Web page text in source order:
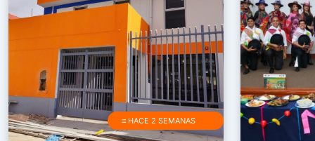
≡ HACE 2 SEMANAS